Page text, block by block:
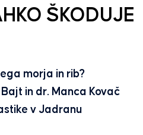
ŠKODUJE
morja in rib?
in dr. Manca Kovač
v Jadranu